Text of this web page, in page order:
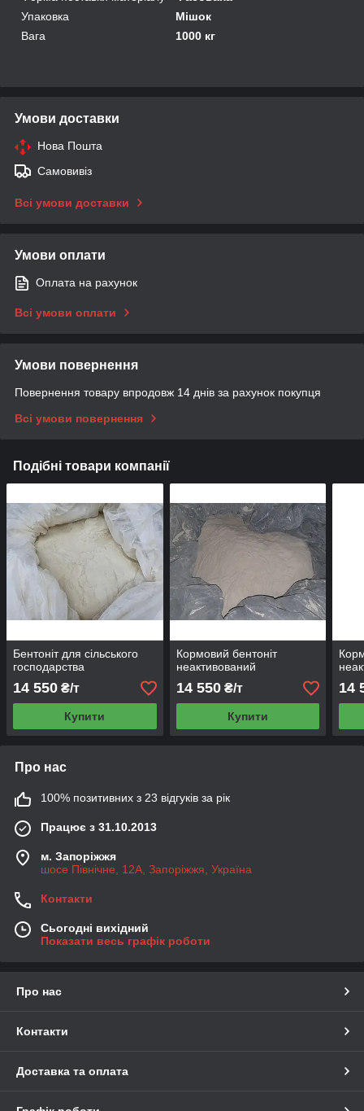
Упаковка
Мішок
Вага
1000 кг
Умови доставки
Нова Пошта
Самовивіз
Всі умови доставки
Умови оплати
Оплата на рахунок
Всі умови оплати
Умови повернення
Повернення товару впродовж 14 днів за рахунок покупця
Всі умови повернення
Подібні товари компанії
Бентоніт для сільського
господарства
14 550 ₴/т
Купити
Кормовий бентоніт
неактивований
14 550₴/т
Купити
14
Про нас
100% позитивних з 23 відгуків за рік
Працює з 31.10.2013
м. Запоріжжя
шосе Північне, 12А, Запоріжжя, Україна
Контакти
Сьогодні вихідний
Показати весь графік роботи
Про нас
Контакти
Доставка та оплата